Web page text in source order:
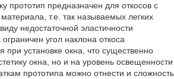
прототип предназначен для откосов с
т.е. так называемых легких
недостаточной эластичности
угол наклона откоса
при установке окна, что существенно
окна, но и на уровень освещенности
прототипа можно отнести и сложность